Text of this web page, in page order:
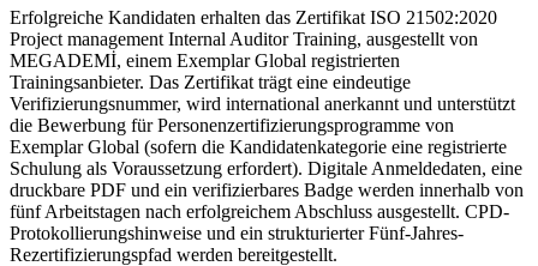
Erfolgreiche Kandidaten erhalten das Zertifikat ISO 21502:2020
Project management Internal Auditor Training, ausgestellt von
MEGADEMİ, einem Exemplar Global registrierten
Trainingsanbieter. Das Zertifikat trägt eine eindeutige
Verifizierungsnummer, wird international anerkannt und unterstützt
die Bewerbung für Personenzertifizierungsprogramme von
Exemplar Global (sofern die Kandidatenkategorie eine registrierte
Schulung als Voraussetzung erfordert). Digitale Anmeldedaten, eine
druckbare PDF und ein verifizierbares Badge werden innerhalb von
fünf Arbeitstagen nach erfolgreichem Abschluss ausgestellt. CPD-
Protokollierungshinweise und ein strukturierter Fünf-Jahres-
Rezertifizierungspfad werden bereitgestellt.